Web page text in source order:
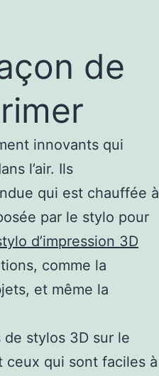
de
innovants qui
l’air. Ils
qui est chauffée à
par le stylo pour
d’impression 3D
comme la
et même la
stylos 3D sur le
ceux qui sont faciles à